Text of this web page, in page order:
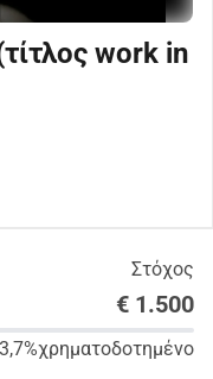
work in
Στόχος
€ 1.500
χρηματοδοτημένο